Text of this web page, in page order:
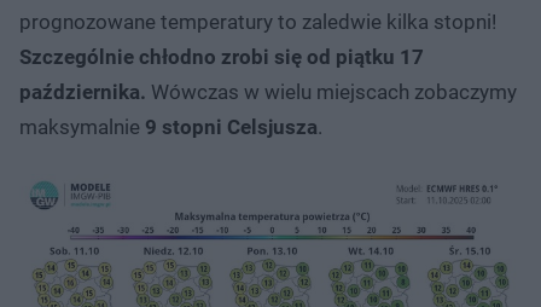
prognozowane temperatury to zaledwie kilka stopni!
Szczególnie chłodno zrobi się od piątku 17
października. Wówczas w wielu miejscach zobaczymy
maksymalnie 9 stopni Celsjusza.